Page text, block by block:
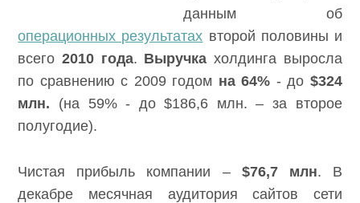
данным об
операционных результатах второй половины и
всего2010 года. Выручка холдинга выросла
по сравнению с 2009 годом на 64% - до $324
млн. (на 59% - до $186,6 млн. – за второе
полугодие).
Чистая прибыль компании – $76,7 млн. В
декабре месячная аудитория сайтов сети